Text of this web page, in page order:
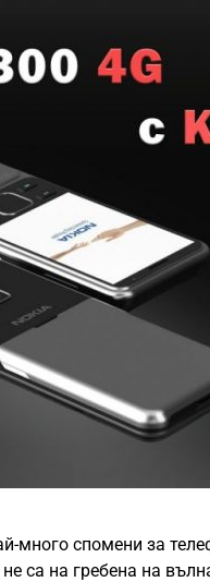
много спомени за
са на гребена на